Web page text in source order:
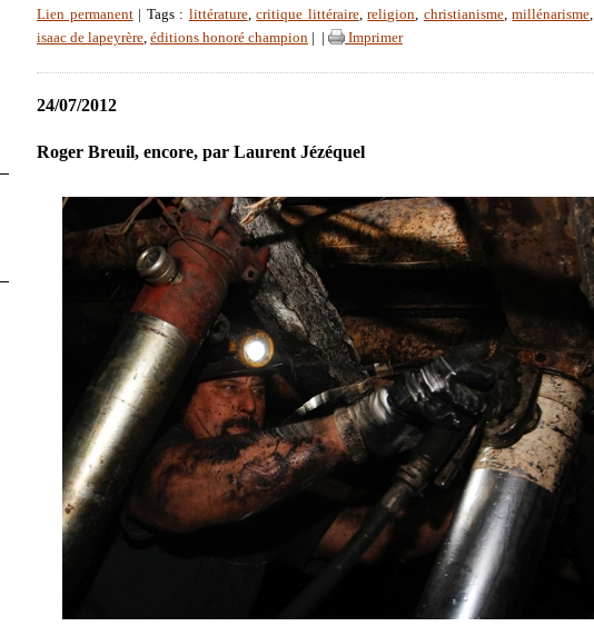
Lien permanent| Tags : littérature,critique littéraire,religion, christianisme,millénarisme,
isaac de lapeyrère, éditions honoré champion Imprimer
24/07/2012
Roger Breuil, encore, par Laurent Jézéquel